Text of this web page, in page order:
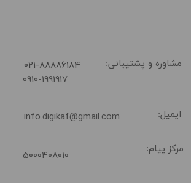
مشاوره و پشتیبانی: ​021-88886184
info.digikaf@gmail.com ایمیل:
مرکز پیام: 5000408010
0910-1991917